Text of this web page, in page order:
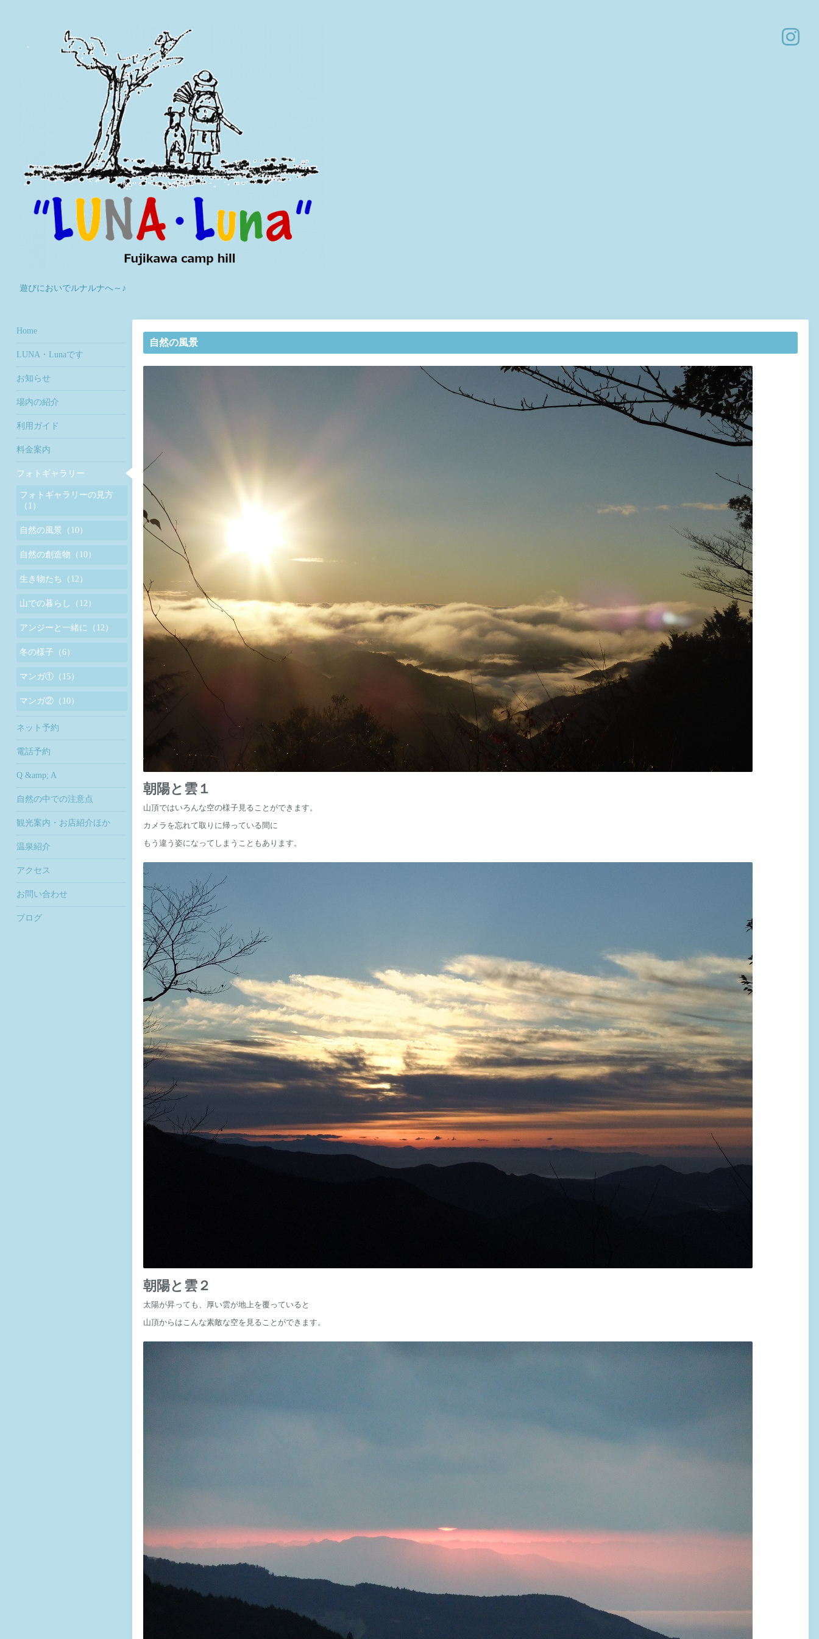
遊びにおいでルナルナへ～♪
自然の風景
朝陽と雲１
山頂ではいろんな空の様子見ることができます。
カメラを忘れて取りに帰っている間に
もう違う姿になってしまうこともあります。
朝陽と雲２
太陽が昇っても、厚い雲が地上を覆っていると
山頂からはこんな素敵な空を見ることができます。
Home
LUNA・Lunaです
お知らせ
場内の紹介
利用ガイド
料金案内
フォトギャラリー
フォトギャラリーの見方
（1）
自然の風景（10）
自然の創造物（10）
生き物たち（12）
山での暮らし（12）
アンジーと一緒に（12）
冬の様子（6）
マンガ①（15）
マンガ②（10）
ネット予約
電話予約
Q &amp; A
自然の中での注意点
観光案内・お店紹介ほか
温泉紹介
アクセス
お問い合わせ
ブログ